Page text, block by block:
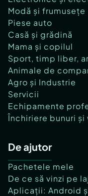
Modă și frumusețe
Piese auto
Casă și grădină
Mama și copilul
Sport, timp liber,
Animale de
Agro și Industrie
Servicii
Echipamente
Închiriere bunuri și
De ajutor
Pachetele mele
De ce să vinzi pe
Aplicații: Android